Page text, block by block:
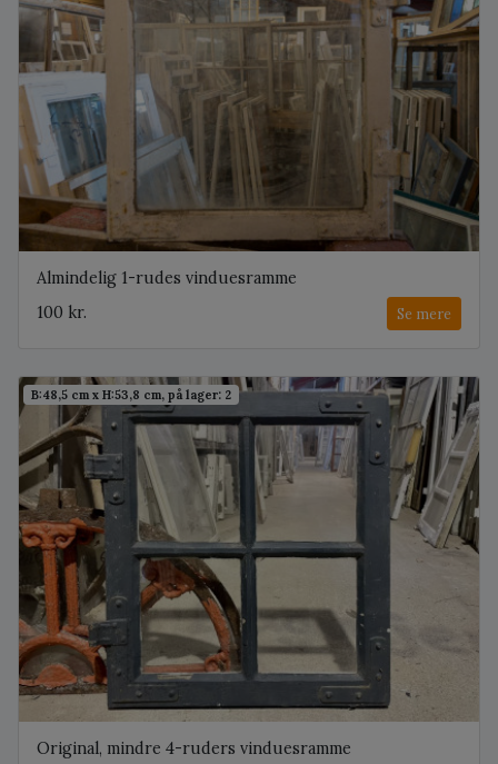
Almindelig 1-rudes vinduesramme
100 kr.
Se mere
B:48,5 cm x H:53,8 cm, på lager: 2
Original, mindre 4-ruders vinduesramme